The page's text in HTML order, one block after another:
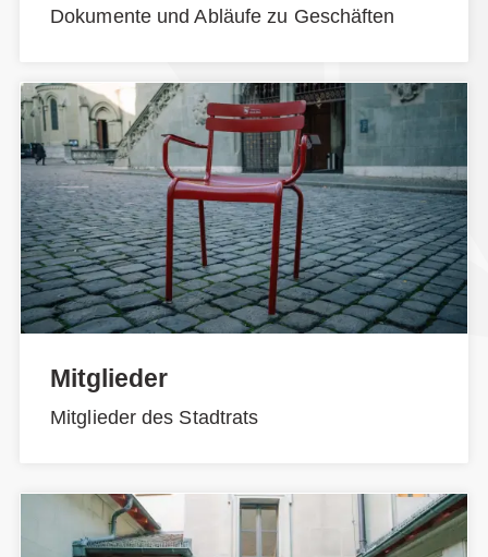
Dokumente und Abläufe zu Geschäften
Mitglieder
Mitglieder des Stadtrats